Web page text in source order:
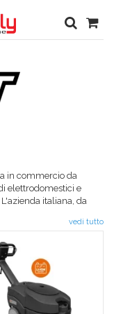
in commercio da
elettrodomestici e
italiana, da
grossa distribuzione
Comet e tanti
professionale e
garantiscono
I prodotti Comet
competenza e
vedi tutto